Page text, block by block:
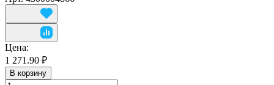
Цена:
1 271.90 ₽
В корзину